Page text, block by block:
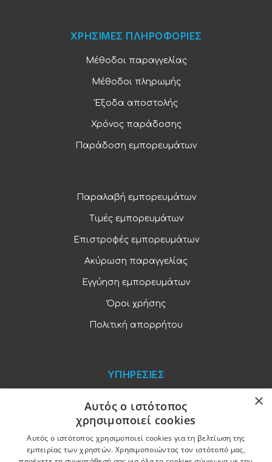
ΧΡΗΣΙΜΕΣ ΠΛΗΡΟΦΟΡΙΕΣ
Μέθοδοι παραγγελίας
Μέθοδοι πληρωμής
Έξοδα αποστολής
Χρόνος παράδοσης
Παράδοση εμπορευμάτων
Παραλαβή εμπορευμάτων
Τιμές εμπορευμάτων
Επιστροφές εμπορευμάτων
Ακύρωση παραγγελίας
Εγγύηση εμπορευμάτων
Όροι χρήσης
Πολιτική απορρήτου
ΥΠΗΡΕΣΙΕΣ
Παραγγελίες και πληρωμές
Χονδρική πώληση
×
Αυτός ο ιστότοπος
χρησιμοποιεί cookies
Αυτός ο ιστότοπος χρησιμοποιεί cookies για τη βελτίωση της
εμπειρίας των χρηστών. Χρησιμοποιώντας τον ιστότοπό μας,